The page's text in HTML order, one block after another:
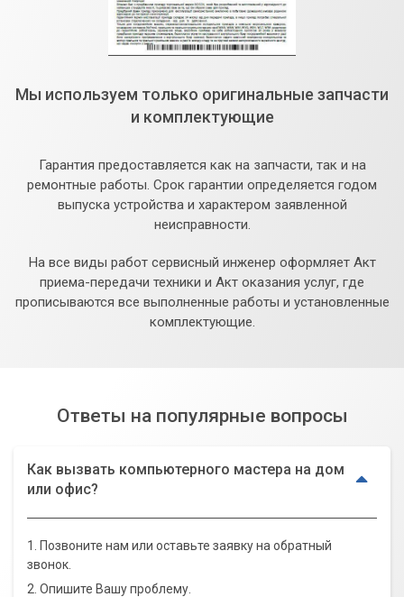
Мы используем только оригинальные запчасти
и комплектующие
Гарантия предоставляется как на запчасти, так и на
ремонтные работы. Срок гарантии определяется годом
выпуска устройства и характером заявленной
неисправности.
На все виды работ сервисный инженер оформляет Акт
приема-передачи техники и Акт оказания услуг, где
прописываются все выполненные работы и установленные
комплектующие.
Ответы на популярные вопросы
Как вызвать компьютерного мастера на дом
или офис?
1. Позвоните нам или оставьте заявку на обратный
звонок.
2. Опишите Вашу проблему.